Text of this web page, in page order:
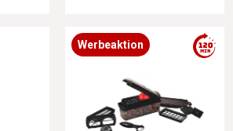
Werbeaktion